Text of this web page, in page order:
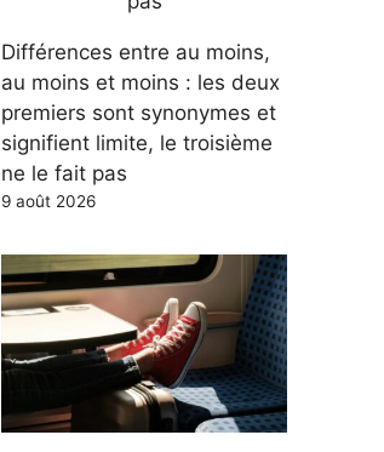
Différences entre au moins,
au moins et moins : les deux
premiers sont synonymes et
signifient limite, le troisième
ne le fait pas
9 août 2026